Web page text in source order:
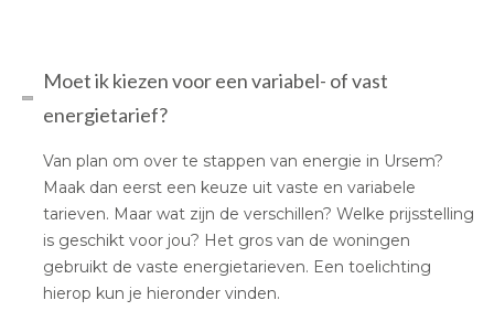
Moet ik kiezen voor een variabel- of vast
energietarief?
Van plan om over te stappen van energie in Ursem?
Maak dan eerst een keuze uit vaste en variabele
tarieven. Maar wat zijn de verschillen? Welke prijsstelling
is geschikt voor jou? Het gros van de woningen
gebruikt de vaste energietarieven. Een toelichting
hierop kun je hieronder vinden.